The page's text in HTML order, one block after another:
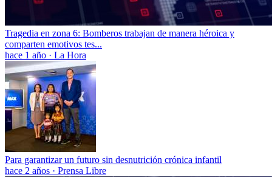
Tragedia en zona 6: Bomberos trabajan de manera héroica y
comparten emotivos tes...
hace 1 año · La Hora
Para garantizar un futuro sin desnutrición crónica infantil
hace 2 años · Prensa Libre